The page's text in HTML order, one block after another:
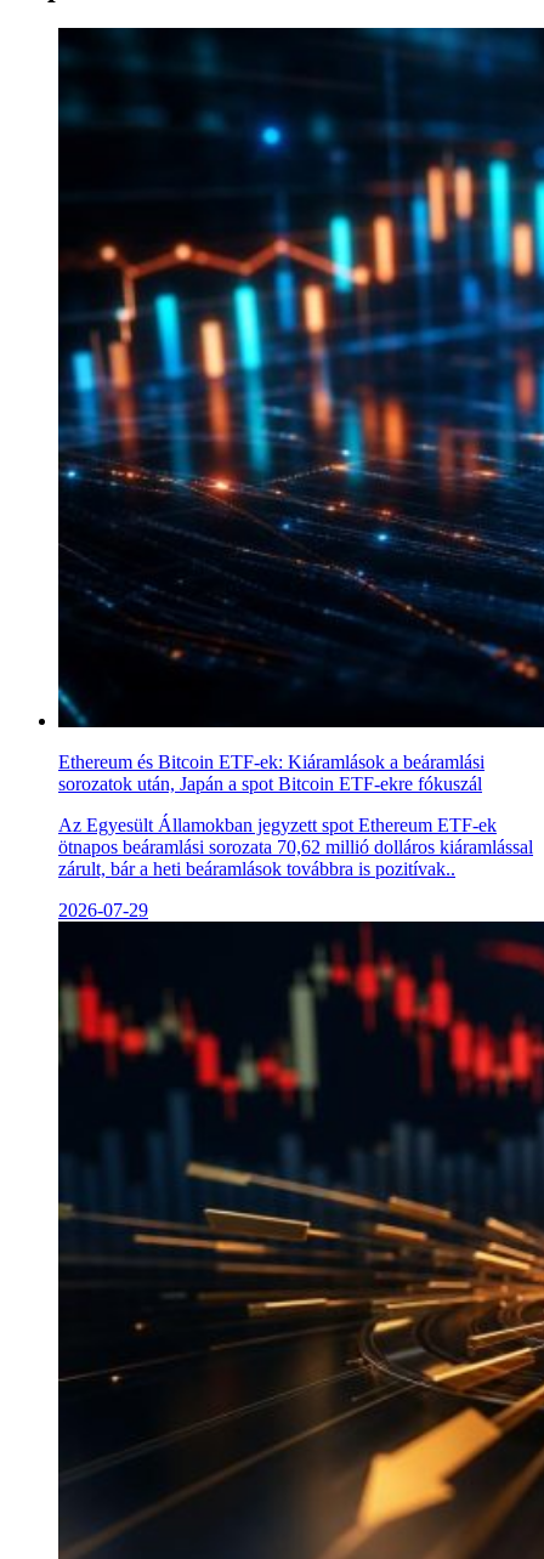
Ethereum és Bitcoin ETF-ek: Kiáramlások a beáramlási
sorozatok után, Japán a spot Bitcoin ETF-ekre fókuszál
Az Egyesült Államokban jegyzett spot Ethereum ETF-ek
ötnapos beáramlási sorozata 70,62 millió dolláros kiáramlással
zárult, bár a heti beáramlások továbbra is pozitívak..
2026-07-29